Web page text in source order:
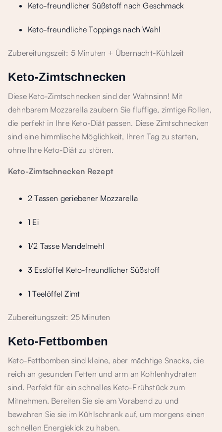
Keto-freundlicher Süßstoff nach Geschmack
Keto-freundliche Toppings nach Wahl
Zubereitungszeit: 5 Minuten + Übernacht-Kühlzeit
Keto-Zimtschnecken
Diese Keto-Zimtschnecken sind der Wahnsinn! Mit
dehnbarem Mozzarella zaubern Sie fluffige, zimtige Rollen,
die perfekt in Ihre Keto-Diät passen. Diese Zimtschnecken
sind eine himmlische Möglichkeit, Ihren Tag zu starten,
ohne Ihre Keto-Diät zu stören.
Keto-Zimtschnecken Rezept
2 Tassen geriebener Mozzarella
1 Ei
1/2 Tasse Mandelmehl
3 Esslöffel Keto-freundlicher Süßstoff
1 Teelöffel Zimt
Zubereitungszeit: 25 Minuten
Keto-Fettbomben
Keto-Fettbomben sind kleine, aber mächtige Snacks, die
reich an gesunden Fetten und arm an Kohlenhydraten
sind. Perfekt für ein schnelles Keto-Frühstück zum
Mitnehmen. Bereiten Sie sie am Vorabend zu und
bewahren Sie sie im Kühlschrank auf, um morgens einen
schnellen Energiekick zu haben.